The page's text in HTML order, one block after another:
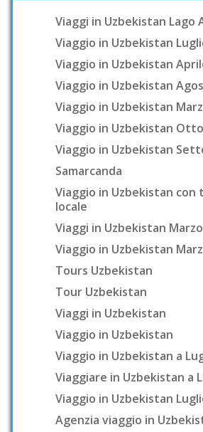
Viaggi in Uzbekistan Lago
Viaggio in Uzbekistan
Viaggio in Uzbekistan
Viaggio in Uzbekistan
Viaggio in Uzbekistan
Viaggio in Uzbekistan
Viaggio in Uzbekistan
Samarcanda
Viaggio in Uzbekistan
locale
Viaggi in Uzbekistan Marzo
Viaggio in Uzbekistan
Tours Uzbekistan
Tour Uzbekistan
Viaggi in Uzbekistan
Viaggio in Uzbekistan
Viaggio in Uzbekistan a
Viaggiare in Uzbekistan a
Viaggio in Uzbekistan
Agenzia viaggio in